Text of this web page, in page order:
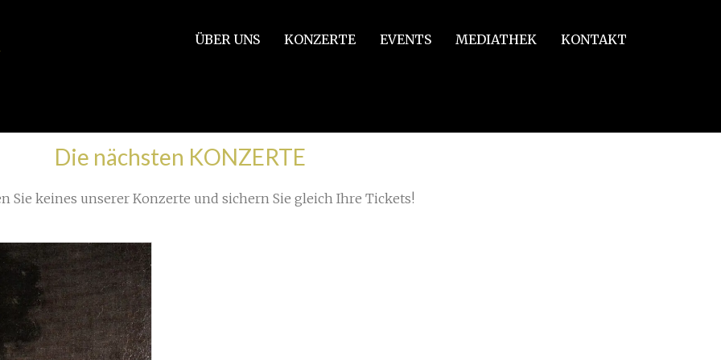
ÜBER UNS KONZERTE EVENTS MEDIATHEK KONTAKT
Die nächsten KONZERTE
Sie keines unserer Konzerte und sichern Sie gleich Ihre Tickets!